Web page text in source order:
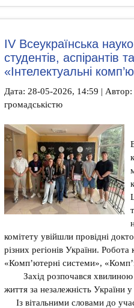
IV Всеукраїнська
студентів, аспірантів
«Інтелектуальні
Дата: 28-05-2026, 14:59 | Автор:
громадськістю
комітету увійшли провідні
різних регіонів України.
«Комп’ютерні системи»,
Захід розпочався хвилиною
життя за незалежність України у
Із вітальними словами до